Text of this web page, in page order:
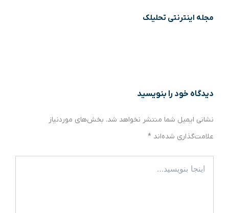
مجله اینترنتی تحلیلک
دیدگاه‌ خود را بنویسید
نشانی ایمیل شما منتشر نخواهد شد. بخش‌های موردنیاز
علامت‌گذاری شده‌اند *
بنویسید…